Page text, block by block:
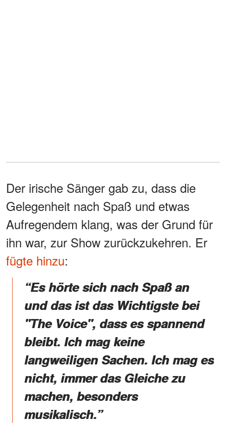
Der irische Sänger gab zu, dass die
Gelegenheit nach Spaß und etwas
Aufregendem klang, was der Grund für
ihn war, zur Show zurückzukehren. Er
fügte hinzu:
“Es hörte sich nach Spaß an
und das ist das Wichtigste bei
"The Voice", dass es spannend
bleibt. Ich mag keine
langweiligen Sachen. Ich mag es
nicht, immer das Gleiche zu
machen, besonders
musikalisch.”